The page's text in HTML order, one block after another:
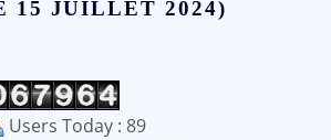
15 JUILLET 2024)
Users Today : 89